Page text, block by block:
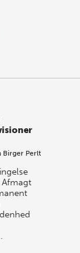
Birger Perlt
Afmagt